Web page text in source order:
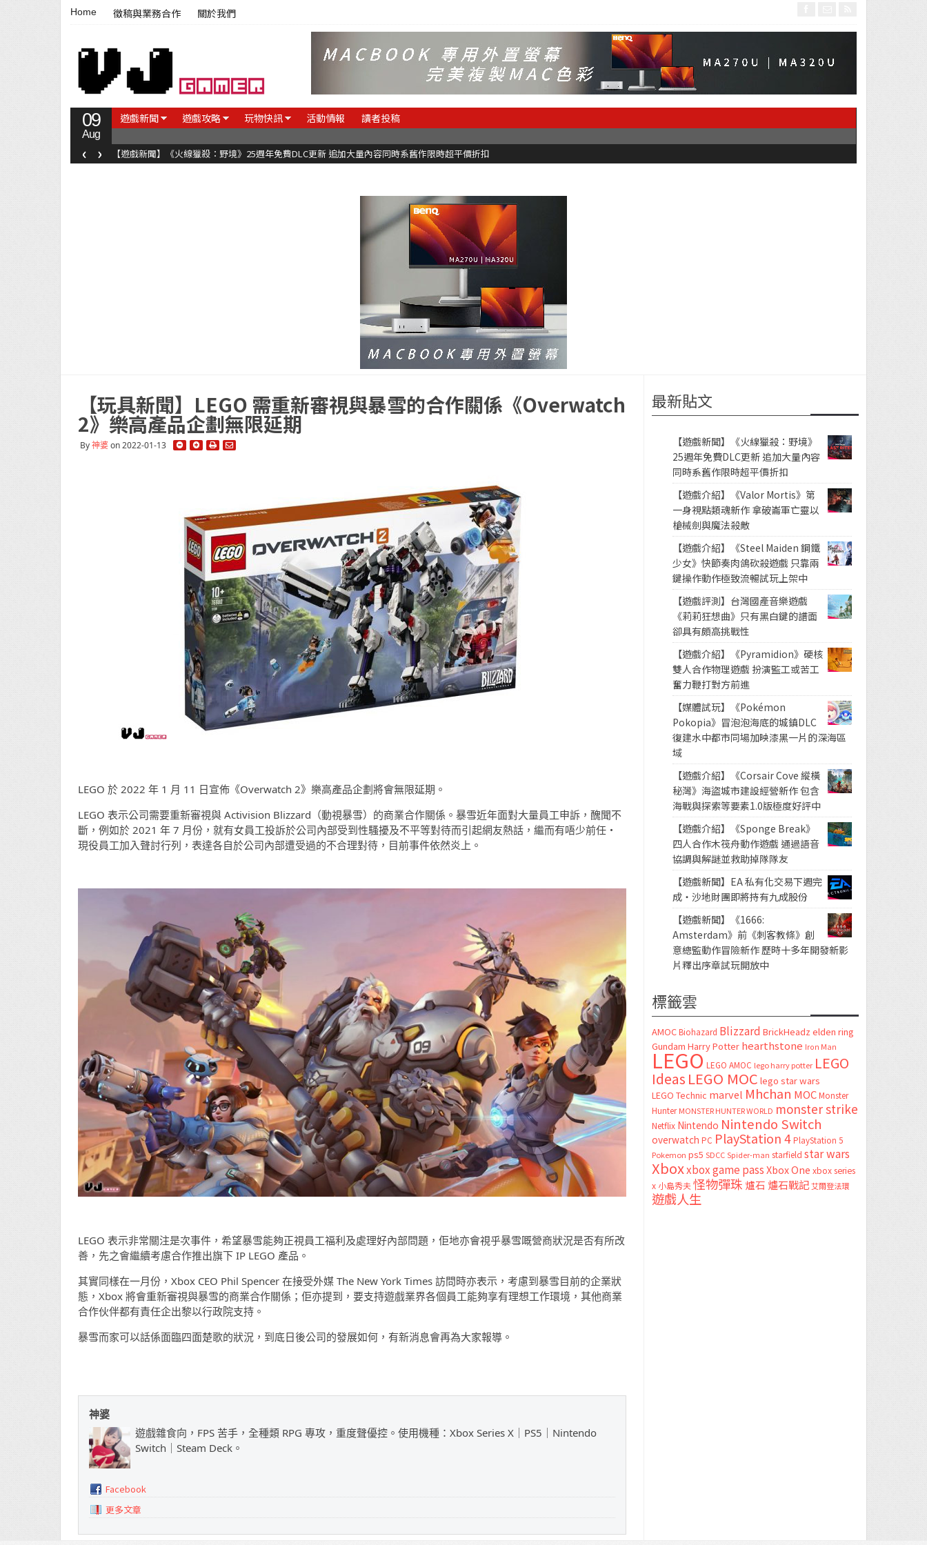
Home 徵稿與業務合作 關於我們
09
Aug
遊戲新聞 遊戲攻略 玩物快訊 活動情報 讀者投稿
【遊戲新聞】《火線獵殺：野境》25週年免費DLC更新 追加大量內容同時系舊作限時超平價折扣
‹ ›
【玩具新聞】LEGO 需重新審視與暴雪的合作關係《Overwatch
2》樂高產品企劃無限延期
By神婆on 2022-01-13
LEGO 於 2022 年 1 月 11 日宣佈《Overwatch 2》樂高產品企劃將會無限延期。
LEGO 表示公司需要重新審視與 Activision Blizzard（動視暴雪）的商業合作關係。暴雪近年面對大量員工申訴，醜聞不
斷，例如於 2021 年 7 月份，就有女員工投訴於公司內部受到性騷擾及不平等對待而引起網友熱話，繼而有唔少前任・
現役員工加入聲討行列，表達各自於公司內部遭受過的不合理對待，目前事件依然炎上。
LEGO 表示非常關注是次事件，希望暴雪能夠正視員工福利及處理好內部問題，佢地亦會視乎暴雪嘅營商狀況是否有所改
善，先之會繼續考慮合作推出旗下 IP LEGO 產品。
其實同樣在一月份，Xbox CEO Phil Spencer 在接受外媒 The New York Times 訪問時亦表示，考慮到暴雪目前的企業狀
態，Xbox 將會重新審視與暴雪的商業合作關係；佢亦提到，要支持遊戲業界各個員工能夠享有理想工作環境，其他商業
合作伙伴都有責任企出黎以行政院支持。
暴雪而家可以話係面臨四面楚歌的狀況，到底日後公司的發展如何，有新消息會再為大家報導。
神婆
遊戲雜食向，FPS 苦手，全種類 RPG 專攻，重度聲優控。使用機種：Xbox Series X｜PS5｜Nintendo
Switch｜Steam Deck。
Facebook
更多文章
最新貼文
【遊戲新聞】《火線獵殺：野境》
25週年免費DLC更新 追加大量內容
同時系舊作限時超平價折扣
【遊戲介紹】《Valor Mortis》第
一身視點類魂新作 拿破崙軍亡靈以
槍械劍與魔法殺敵
【遊戲介紹】《Steel Maiden 鋼鐵
少女》快節奏肉鴿砍殺遊戲 只靠兩
鍵操作動作極致流暢試玩上架中
【遊戲評測】台灣國產音樂遊戲
《莉莉狂想曲》只有黑白鍵的譜面
卻具有頗高挑戰性
【遊戲介紹】《Pyramidion》硬核
雙人合作物理遊戲 扮演監工或苦工
奮力鞭打對方前進
【媒體試玩】《Pokémon
Pokopia》冒泡泡海底的城鎮DLC
復建水中都市同場加映漆黑一片的深海區
域
【遊戲介紹】《Corsair Cove 縱橫
秘灣》海盜城市建設經營新作 包含
海戰與探索等要素1.0版極度好評中
【遊戲介紹】《Sponge Break》
四人合作木筏舟動作遊戲 通過語音
協調與解謎並救助掉隊隊友
【遊戲新聞】EA 私有化交易下週完
成・沙地財團即將持有九成股份
【遊戲新聞】《1666:
Amsterdam》前《刺客教條》創
意總監動作冒險新作 歷時十多年開發新影
片釋出序章試玩開放中
標籤雲
AMOC Biohazard Blizzard BrickHeadz elden ring
Gundam Harry Potter hearthstone Iron Man
LEGO LEGO AMOC lego harry potter LEGO
Ideas LEGO MOC lego star wars
LEGO Technic marvel Mhchan MOC Monster
Hunter MONSTER HUNTER WORLD monster strike
Netflix Nintendo Nintendo Switch
overwatch PC PlayStation 4 PlayStation 5
Pokemon ps5 SDCC Spider-man starfield star wars
Xboxxbox game passXbox One xbox series
x 小島秀夫怪物彈珠 爐石 爐石戰記艾爾登法環
遊戲人生